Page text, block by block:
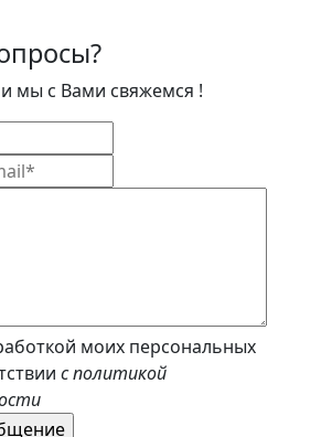
и мы с Вами свяжемся !
моих персональных
с политикой